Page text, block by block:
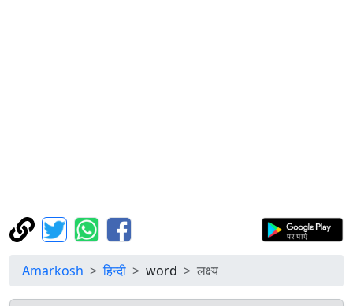
Amarkosh हिन्दी word लक्ष्य